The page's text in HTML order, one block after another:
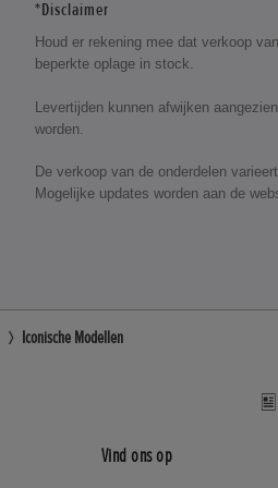
*Disclaimer
Houd er rekening mee dat verkoop
beperkte oplage in stock.
Levertijden kunnen afwijken
worden.
De verkoop van de onderdelen
Mogelijke updates worden aan de
Iconische Modellen
Vind ons op